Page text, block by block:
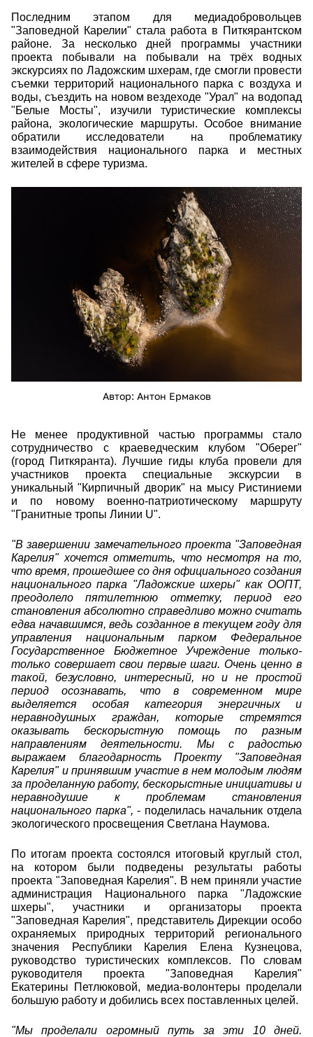
Последним этапом для медиадобровольцев
"Заповедной Карелии" стала работа в Питкярантском
районе. За несколько дней программы участники
проекта побывали на побывали на трёх водных
экскурсиях по Ладожским шхерам, где смогли провести
съемки территорий национального парка с воздуха и
воды, съездить на новом вездеходе "Урал" на водопад
"Белые Мосты", изучили туристические комплексы
района, экологические маршруты. Особое внимание
обратили исследователи на проблематику
взаимодействия национального парка и местных
жителей в сфере туризма.
Автор: Антон Ермаков
Не менее продуктивной частью программы стало
сотрудничество с краеведческим клубом "Оберег"
(город Питкяранта). Лучшие гиды клуба провели для
участников проекта специальные экскурсии в
уникальный "Кирпичный дворик" на мысу Ристиниеми
и по новому военно-патриотическому маршруту
"Гранитные тропы Линии U".
"В завершении замечательного проекта "Заповедная
Карелия" хочется отметить, что несмотря на то,
что время, прошедшее со дня официального создания
национального парка "Ладожские шхеры" как ООПТ,
преодолело пятилетнюю отметку, период его
становления абсолютно справедливо можно считать
едва начавшимся, ведь созданное в текущем году для
управления национальным парком Федеральное
Государственное Бюджетное Учреждение только-
только совершает свои первые шаги. Очень ценно в
такой, безусловно, интересный, но и не простой
период осознавать, что в современном мире
выделяется особая категория энергичных и
неравнодушных граждан, которые стремятся
оказывать бескорыстную помощь по разным
направлениям деятельности. Мы с радостью
выражаем благодарность Проекту "Заповедная
Карелия" и принявшим участие в нем молодым людям
за проделанную работу, бескорыстные инициативы и
неравнодушие к проблемам становления
национального парка", - поделилась начальник отдела
экологического просвещения Светлана Наумова.
По итогам проекта состоялся итоговый круглый стол,
на котором были подведены результаты работы
проекта "Заповедная Карелия". В нем приняли участие
администрация Национального парка "Ладожские
шхеры", участники и организаторы проекта
"Заповедная Карелия", представитель Дирекции особо
охраняемых природных территорий регионального
значения Республики Карелия Елена Кузнецова,
руководство туристических комплексов. По словам
руководителя проекта "Заповедная Карелия"
Екатерины Петлюковой, медиа-волонтеры проделали
большую работу и добились всех поставленных целей.
"Мы проделали огромный путь за эти 10 дней.